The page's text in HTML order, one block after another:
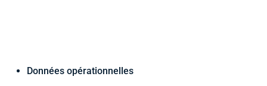
Données opérationnelles